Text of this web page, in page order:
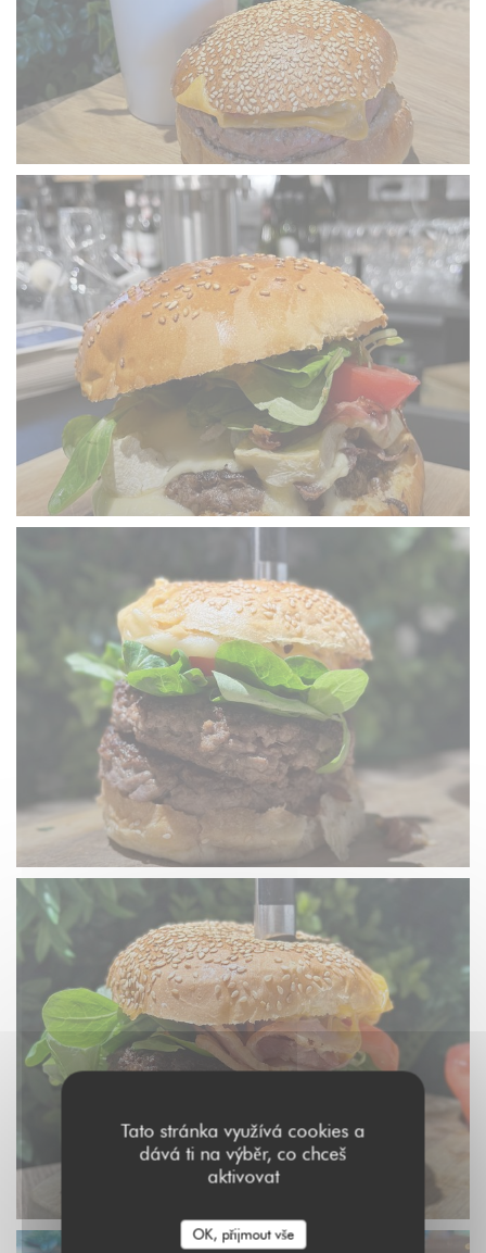
Tato stránka využívá cookies a
dává ti na výběr, co chceš
aktivovat
OK, přijmout vše